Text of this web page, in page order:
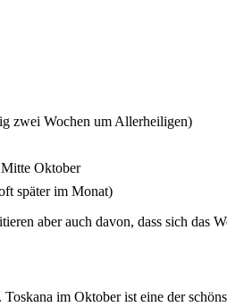
zwei Wochen um Allerheiligen)
Oktober
später im Monat)
aber auch davon, dass sich das
im Oktober ist eine der